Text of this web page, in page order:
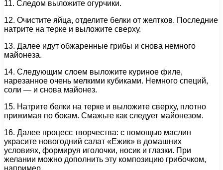
11. Следом выложите огурчики.
12. Очистите яйца, отделите белки от желтков. Последние
натрите на терке и выложите сверху.
13. Далее идут обжаренные грибы и снова немного
майонеза.
14. Следующим слоем выложите куриное филе,
нарезанное очень мелкими кубиками. Немного специй,
соли — и снова майонез.
15. Натрите белки на терке и выложите сверху, плотно
прижимая по бокам. Смажьте как следует майонезом.
16. Далее процесс творчества: с помощью маслин
украсите новогодний салат «Ежик» в домашних
условиях, формируя иголочки, носик и глазки. При
желании можно дополнить эту композицию грибочком,
например.